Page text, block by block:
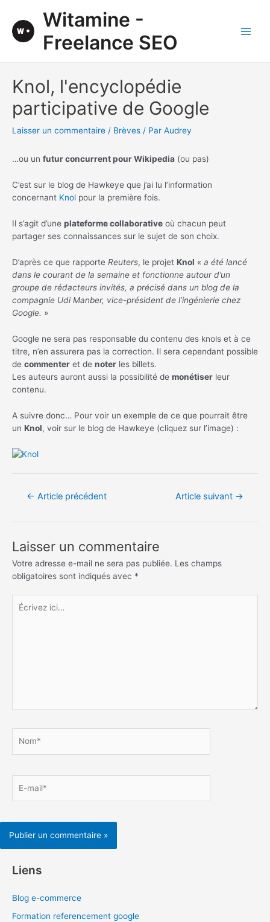
contenu
Witamine -
Freelance SEO
Knol, l'encyclopédie
participative de Google
Laisser un commentaire / Brèves / Par Audrey
…ou un futur concurrent pour Wikipedia (ou pas)
C’est sur le blog de Hawkeye que j’ai lu l’information
concernant Knol pour la première fois.
Il s’agit d’une plateforme collaborative où chacun peut
partager ses connaissances sur le sujet de son choix.
D’après ce que rapporte Reuters, le projet Knol « a été lancé
dans le courant de la semaine et fonctionne autour d’un
groupe de rédacteurs invités, a précisé dans un blog de la
compagnie Udi Manber, vice-président de l’ingénierie chez
Google. »
Google ne sera pas responsable du contenu des knols et à ce
titre, n’en assurera pas la correction. Il sera cependant possible
de commenter et de noter les billets.
Les auteurs auront aussi la possibilité de monétiser leur
contenu.
A suivre donc… Pour voir un exemple de ce que pourrait être
un Knol, voir sur le blog de Hawkeye (cliquez sur l’image) :
Navigation
← Article précédent Article suivant →
Laisser un commentaire
Votre adresse e-mail ne sera pas publiée. Les champs
obligatoires sont indiqués avec *
Écrivez
ici…
mail*
Liens
Blog e-commerce
Formation referencement google